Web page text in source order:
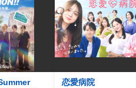
恋愛病院